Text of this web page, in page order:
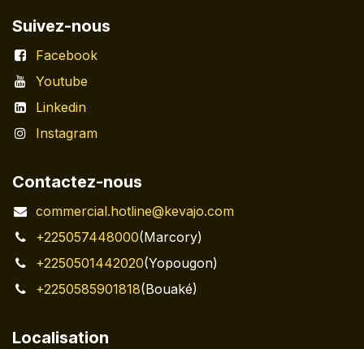
Suivez-nous
Facebook
Youtube
Linkedin
Instagram
Contactez-nous
commercial.hotline@kevajo.com
+225057448000(Marcory)
+2250501442020(Yopougon)
+2250585901818(Bouaké)
Localisation